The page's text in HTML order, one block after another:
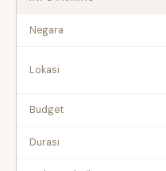
Negara
Lokasi
Budget
Durasi